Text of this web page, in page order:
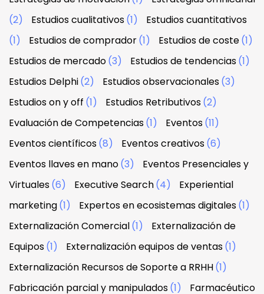
(2)
Estudios cualitativos(1)
Estudios cuantitativos
(1)
Estudios de comprador(1) Estudios de coste(1)
Estudios de mercado(3) Estudios de tendencias(1)
Estudios Delphi(2) Estudios observacionales(3)
Estudios on y off (1) Estudios Retributivos(2)
Evaluación de Competencias(1) Eventos(11)
Eventos científicos(8) Eventos creativos(6)
Eventos llaves en mano(3)
Eventos Presenciales y
Virtuales(6) Executive Search(4)
Experiential
marketing(1) Expertos en ecosistemas digitales(1)
Externalización Comercial(1)
Externalización de
Equipos(1) Externalización equipos de ventas(1)
Externalización Recursos de Soporte a RRHH(1)
Fabricación parcial y manipulados(1)
Farmacéutico